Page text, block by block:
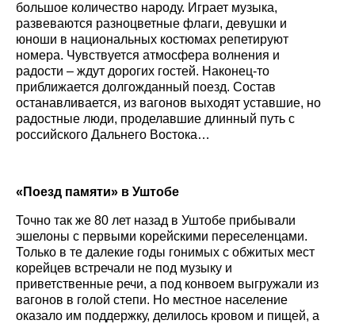
большое количество народу. Играет музыка,
развеваются разноцветные флаги, девушки и
юноши в национальных костюмах репетируют
номера. Чувствуется атмосфера волнения и
радости – ждут дорогих гостей. Наконец-то
приближается долгожданный поезд. Состав
останавливается, из вагонов выходят уставшие, но
радостные люди, проделавшие длинный путь с
российского Дальнего Востока…
«Поезд памяти» в Уштобе
Точно так же 80 лет назад в Уштобе прибывали
эшелоны с первыми корейскими переселенцами.
Только в те далекие годы гонимых с обжитых мест
корейцев встречали не под музыку и
приветственные речи, а под конвоем выгружали из
вагонов в голой степи. Но местное население
оказало им поддержку, делилось кровом и пищей, а